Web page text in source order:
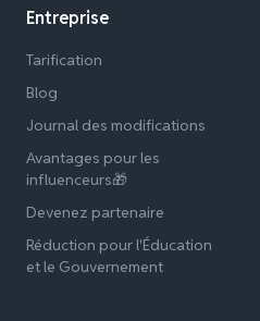
Entreprise
Tarification
Blog
Journal des modifications
Avantages pour les
influenceurs🎁
Devenez partenaire
Réduction pour l'Éducation
et le Gouvernement